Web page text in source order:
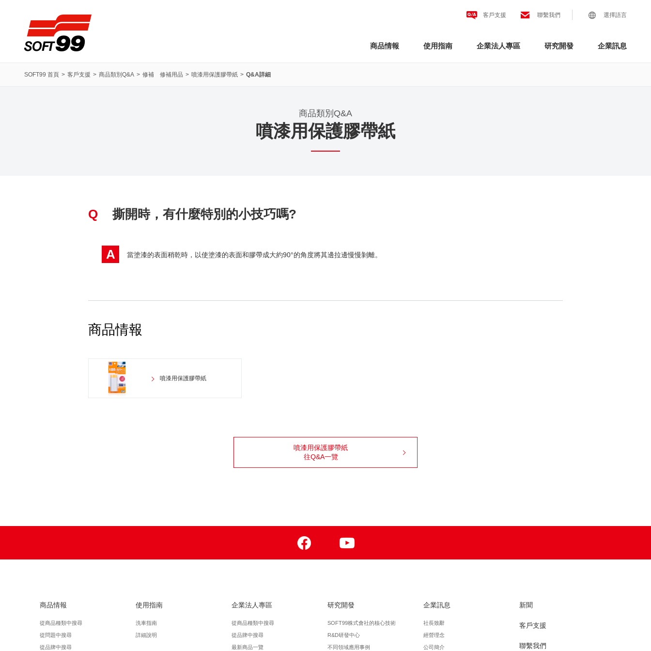
客戶支援 聯繫我們 選擇語言
商品情報 使用指南 企業法人專區 研究開發 企業訊息
SOFT99 首頁 客戶支援 商品類別Q&A 修補 修補用品 噴漆用保護膠帶紙 Q&A詳細
商品類別Q&A
噴漆用保護膠帶紙
Q 撕開時，有什麼特別的小技巧嗎?
A 當塗漆的表面稍乾時，以使塗漆的表面和膠帶成大約90°的角度將其邊拉邊慢慢剝離。
商品情報
噴漆用保護膠帶紙
噴漆用保護膠帶紙
往Q&A一覽
商品情報
從商品種類中搜尋
從問題中搜尋
從品牌中搜尋
使用指南
洗車指南
詳細說明
企業法人專區
從商品種類中搜尋
從品牌中搜尋
最新商品一覽
研究開發
SOFT99株式會社的核心技術
R&D研發中心
不同領域應用事例
企業訊息
社長致辭
經營理念
公司簡介
新聞
客戶支援
聯繫我們